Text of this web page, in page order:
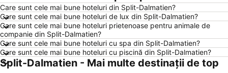
Hoteluri Berlin
Hoteluri Benidorm
Hoteluri Milano
Hoteluri Durrës
Hoteluri Genova
Hoteluri Neptun
Hoteluri București
Hoteluri Thassos
Hoteluri Jurmala
Hoteluri Turcia
Care sunt cele mai bune hoteluri din Split-Dalmatien?
Care sunt cele mai bune hoteluri de lux din Split-Dalmatien?
Care sunt cele mai bune hoteluri prietenoase pentru animale de
companie din Split-Dalmatien?
Care sunt cele mai bune hoteluri cu spa din Split-Dalmatien?
Care sunt cele mai bune hoteluri cu piscină din Split-Dalmatien?
Split-Dalmatien - Mai multe destinații de top